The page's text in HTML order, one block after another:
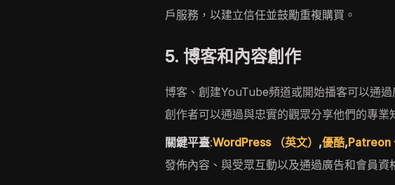
戶服務，以建立信任並鼓勵重複購買。
5. 博客和內容創作
博客、創建YouTube頻道或開始播客可以通
創作者可以通過與忠實的觀眾分享他們的專業
關鍵平臺:WordPress （英文） ,優酷,Patreon
發佈內容、與受眾互動以及通過廣告和會員資